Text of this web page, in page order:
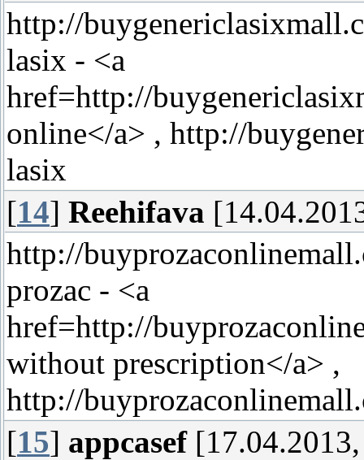
http://
lasix - <a
href=http://
online</a> , http://
lasix
[14] Reehifava
http://
prozac - <a
href=http://
without prescription</a> ,
http://
[15] appcasef